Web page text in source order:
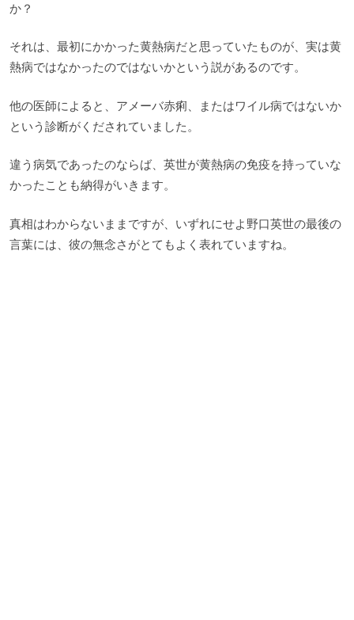
か？
それは、最初にかかった黄熱病だと思っていたものが、実は黄
熱病ではなかったのではないかという説があるのです。
他の医師によると、アメーバ赤痢、またはワイル病ではないか
という診断がくだされていました。
違う病気であったのならば、英世が黄熱病の免疫を持っていな
かったことも納得がいきます。
真相はわからないままですが、いずれにせよ野口英世の最後の
言葉には、彼の無念さがとてもよく表れていますね。